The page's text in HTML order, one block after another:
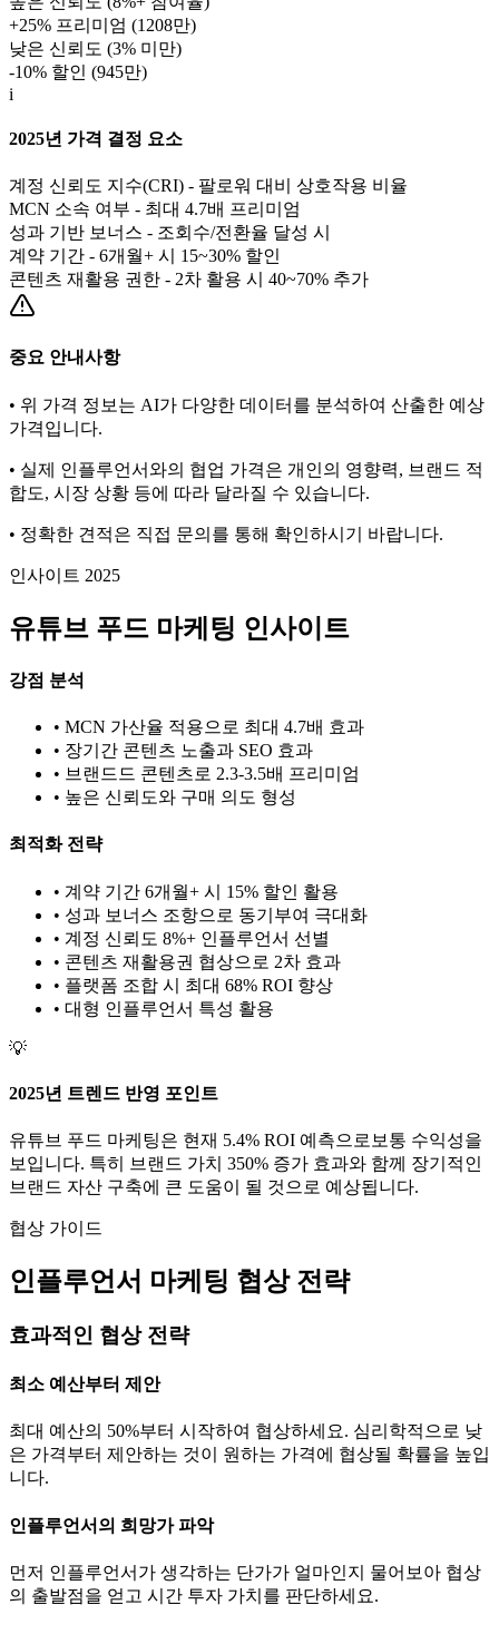
+25% 프리미엄 (1208만)
낮은 신뢰도 (3% 미만)
-10% 할인 (945만)
i
2025년 가격 결정 요소
계정 신뢰도 지수(CRI) - 팔로워 대비 상호작용 비율
MCN 소속 여부 - 최대 4.7배 프리미엄
성과 기반 보너스 - 조회수/전환율 달성 시
계약 기간 - 6개월+ 시 15~30% 할인
콘텐츠 재활용 권한 - 2차 활용 시 40~70% 추가
중요 안내사항
• 위 가격 정보는 AI가 다양한 데이터를 분석하여 산출한 예상
가격입니다.
• 실제 인플루언서와의 협업 가격은 개인의 영향력, 브랜드 적
합도, 시장 상황 등에 따라 달라질 수 있습니다.
• 정확한 견적은 직접 문의를 통해 확인하시기 바랍니다.
인사이트 2025
유튜브 푸드 마케팅 인사이트
강점 분석
• MCN 가산율 적용으로 최대 4.7배 효과
• 장기간 콘텐츠 노출과 SEO 효과
• 브랜드드 콘텐츠로 2.3-3.5배 프리미엄
• 높은 신뢰도와 구매 의도 형성
최적화 전략
• 계약 기간 6개월+ 시 15% 할인 활용
• 성과 보너스 조항으로 동기부여 극대화
• 계정 신뢰도 8%+ 인플루언서 선별
• 콘텐츠 재활용권 협상으로 2차 효과
• 플랫폼 조합 시 최대 68% ROI 향상
• 대형 인플루언서 특성 활용
💡
2025년 트렌드 반영 포인트
유튜브 푸드 마케팅은 현재 5.4% ROI 예측으로 보통 수익성을
보입니다. 특히 브랜드 가치 350% 증가 효과와 함께 장기적인
브랜드 자산 구축에 큰 도움이 될 것으로 예상됩니다.
협상 가이드
인플루언서 마케팅 협상 전략
효과적인 협상 전략
최소 예산부터 제안
최대 예산의 50%부터 시작하여 협상하세요. 심리학적으로 낮
은 가격부터 제안하는 것이 원하는 가격에 협상될 확률을 높입
니다.
인플루언서의 희망가 파악
먼저 인플루언서가 생각하는 단가가 얼마인지 물어보아 협상
의 출발점을 얻고 시간 투자 가치를 판단하세요.